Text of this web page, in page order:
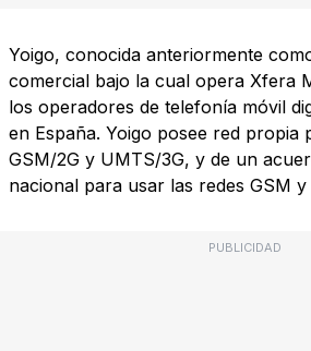
Yoigo, conocida anteriormente
comercial bajo la cual opera Xfera
los operadores de telefonía móvil
en España. Yoigo posee red propia
GSM/2G y UMTS/3G, y de un
nacional para usar las redes GSM
PUBLICIDAD